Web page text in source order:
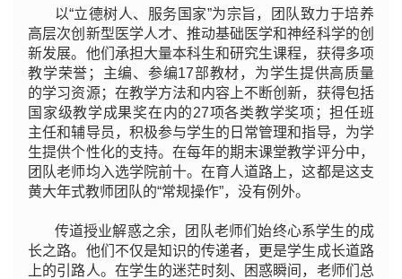
以“立德树人、服务国家”为宗旨，团队致力于培养
高层次创新型医学人才、推动基础医学和神经科学的创
新发展。他们承担大量本科生和研究生课程，获得多项
教学荣誉；主编、参编17部教材，为学生提供高质量
的学习资源；在教学方法和内容上不断创新，获得包括
国家级教学成果奖在内的27项各类教学奖项；担任班
主任和辅导员，积极参与学生的日常管理和指导，为学
生提供个性化的支持。在每年的期末课堂教学评分中，
团队老师均入选学院前十。在育人道路上，这都是这支
黄大年式教师团队的“常规操作”，没有例外。
传道授业解惑之余，团队老师们始终心系学生的成
长之路。他们不仅是知识的传递者，更是学生成长道路
上的引路人。在学生的迷茫时刻、困惑瞬间，老师们总